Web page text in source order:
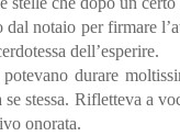
notaio per firmare
dell’esperire.
durare
stessa. Rifletteva a
onorata.